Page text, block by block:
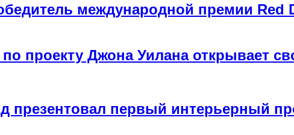
международной премии Red
проекту Джона Уилана открывает
презентовал первый интерьерный